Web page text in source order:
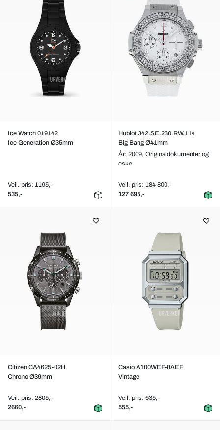
Ice Watch 019142
Ice Generation Ø35mm
Veil. pris: 1195,-
535,-
Hublot 342.SE.230.RW.114
Big Bang Ø41mm
År: 2009, Originaldokumenter og
eske
Veil. pris: 184 800,-
127 695,-
Citizen CA4625-02H
Chrono Ø39mm
Veil. pris: 2805,-
2660,-
Casio A100WEF-8AEF
Vintage
Veil. pris: 635,-
555,-